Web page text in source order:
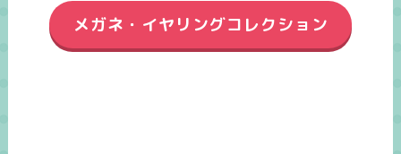
メガネ・イヤリングコレクション